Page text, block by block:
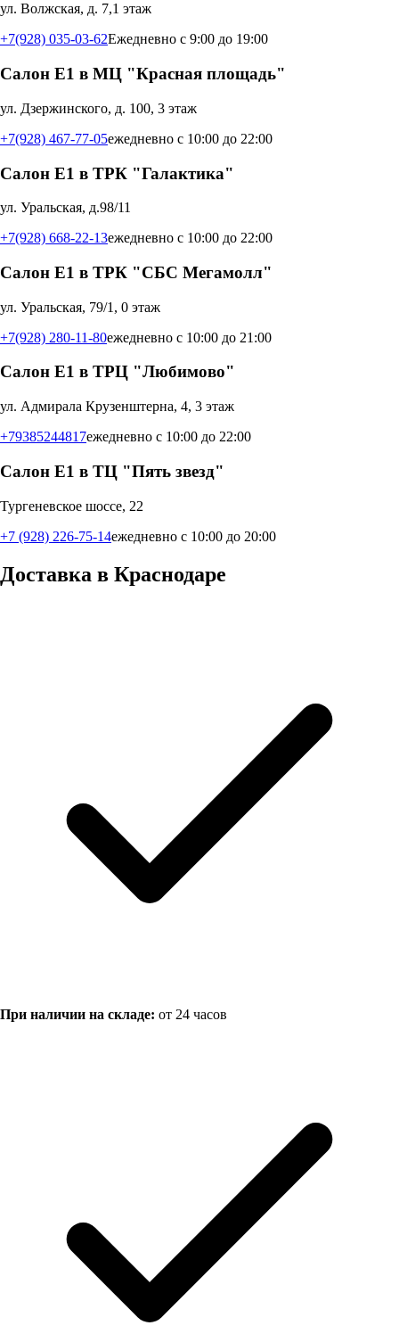
ул. Волжская, д. 7,1 этаж
+7(928) 035-03-62Ежедневно с 9:00 до 19:00
Салон Е1 в МЦ "Красная площадь"
ул. Дзержинского, д. 100, 3 этаж
+7(928) 467-77-05ежедневно с 10:00 до 22:00
Салон Е1 в ТРК "Галактика"
ул. Уральская, д.98/11
+7(928) 668-22-13ежедневно с 10:00 до 22:00
Салон Е1 в ТРК "СБС Мегамолл"
ул. Уральская, 79/1, 0 этаж
+7(928) 280-11-80ежедневно с 10:00 до 21:00
Салон Е1 в ТРЦ "Любимово"
ул. Адмирала Крузенштерна, 4, 3 этаж
+79385244817ежедневно с 10:00 до 22:00
Салон Е1 в ТЦ "Пять звезд"
Тургеневское шоссе, 22
+7 (928) 226-75-14ежедневно с 10:00 до 20:00
Доставка в Краснодаре
При наличии на складе: от 24 часов